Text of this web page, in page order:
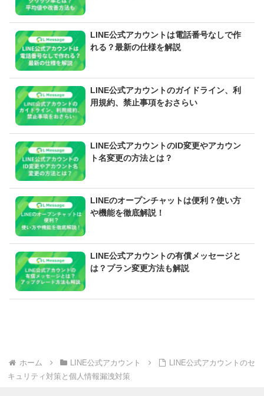
LINE公式アカウントは電話番号なしで作
れる？最新の仕様を解説
LINE公式アカウントのガイドライン、利
用規約、禁止事項をおさらい
LINE公式アカウントのID変更やアカウン
ト名変更の方法とは？
LINEのオープンチャットは便利？使い方
や機能を徹底解説！
LINE公式アカウントの有償メッセージと
は？プラン変更方法も解説
ホーム LINE公式アカウント
LINE公式アカウントのセ
キュリティ対策と個人情報漏洩対策